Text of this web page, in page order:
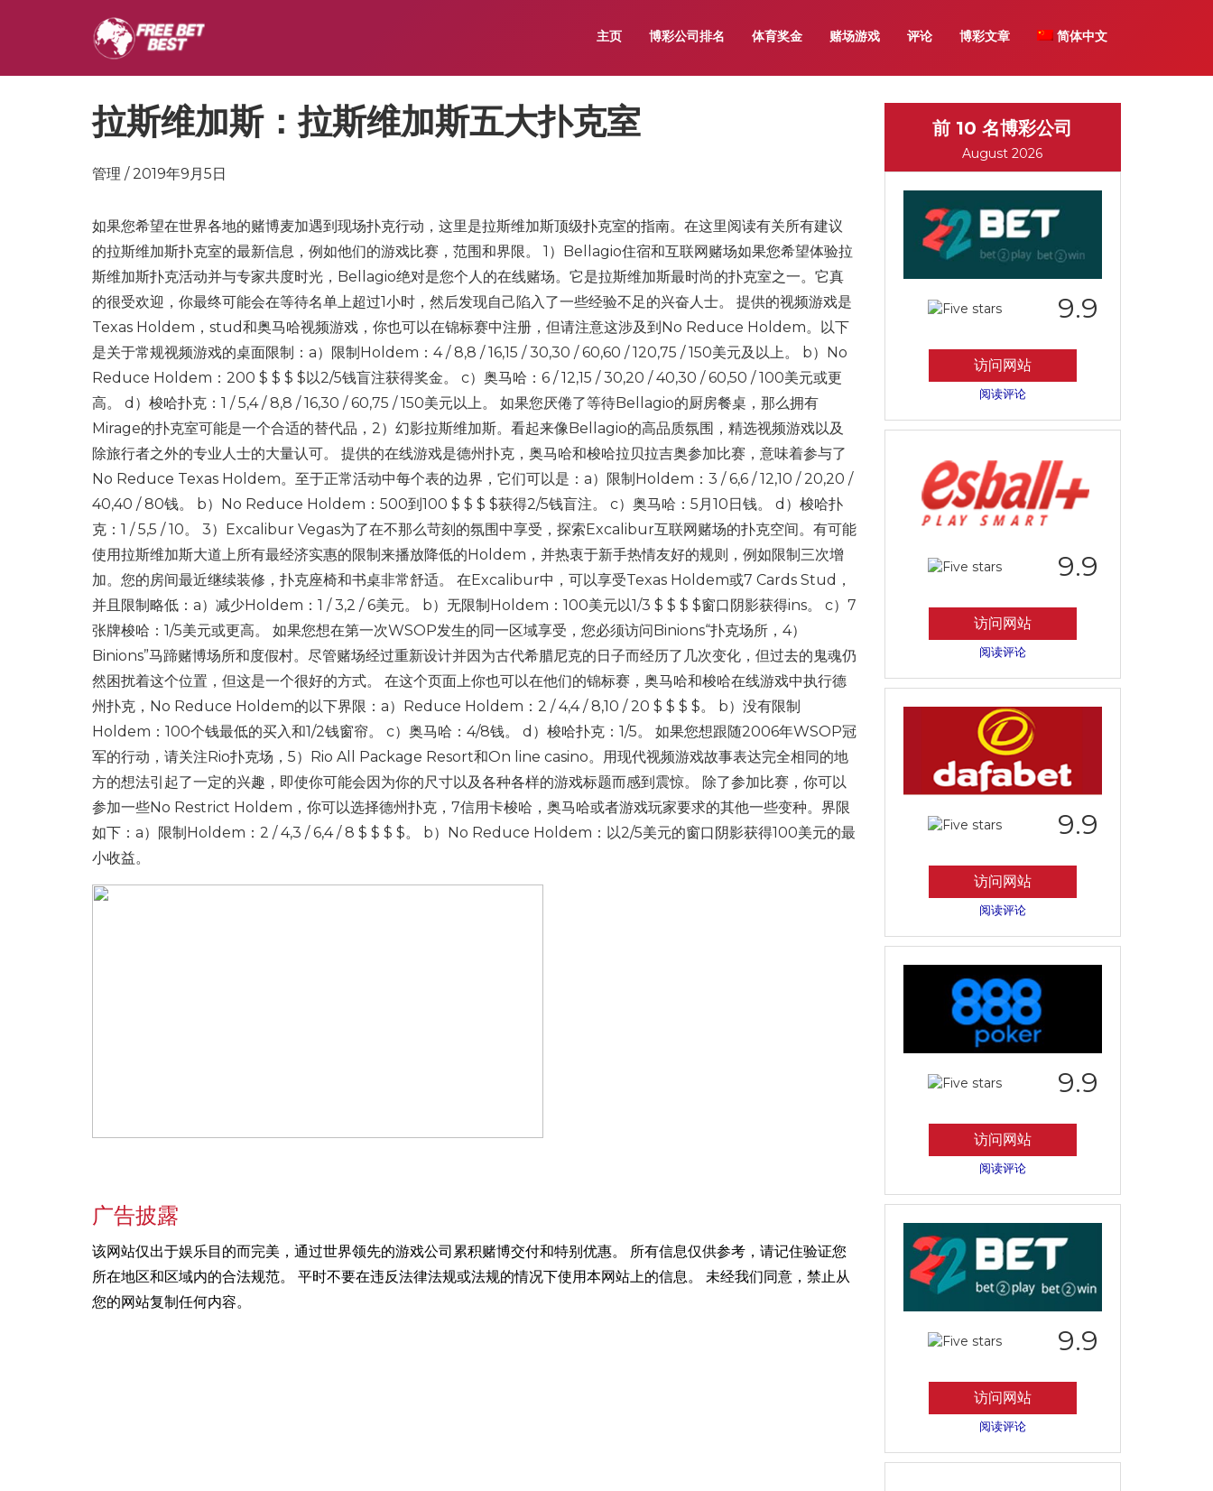
主页 博彩公司排名 体育奖金 赌场游戏 评论 博彩文章 简体中文
拉斯维加斯：拉斯维加斯五大扑克室
管理 / 2019年9月5日
如果您希望在世界各地的赌博麦加遇到现场扑克行动，这里是拉斯维加斯顶级扑克室的指南。在这里阅读有关所有建议
的拉斯维加斯扑克室的最新信息，例如他们的游戏比赛，范围和界限。 1）Bellagio住宿和互联网赌场如果您希望体验拉
斯维加斯扑克活动并与专家共度时光，Bellagio绝对是您个人的在线赌场。它是拉斯维加斯最时尚的扑克室之一。它真
的很受欢迎，你最终可能会在等待名单上超过1小时，然后发现自己陷入了一些经验不足的兴奋人士。 提供的视频游戏是
Texas Holdem，stud和奥马哈视频游戏，你也可以在锦标赛中注册，但请注意这涉及到No Reduce Holdem。以下
是关于常规视频游戏的桌面限制：a）限制Holdem：4 / 8,8 / 16,15 / 30,30 / 60,60 / 120,75 / 150美元及以上。 b）No
Reduce Holdem：200 $ $ $ $以2/5钱盲注获得奖金。 c）奥马哈：6 / 12,15 / 30,20 / 40,30 / 60,50 / 100美元或更
高。 d）梭哈扑克：1 / 5,4 / 8,8 / 16,30 / 60,75 / 150美元以上。 如果您厌倦了等待Bellagio的厨房餐桌，那么拥有
Mirage的扑克室可能是一个合适的替代品，2）幻影拉斯维加斯。看起来像Bellagio的高品质氛围，精选视频游戏以及
除旅行者之外的专业人士的大量认可。 提供的在线游戏是德州扑克，奥马哈和梭哈拉贝拉吉奥参加比赛，意味着参与了
No Reduce Texas Holdem。至于正常活动中每个表的边界，它们可以是：a）限制Holdem：3 / 6,6 / 12,10 / 20,20 /
40,40 / 80钱。 b）No Reduce Holdem：500到100 $ $ $ $获得2/5钱盲注。 c）奥马哈：5月10日钱。 d）梭哈扑
克：1 / 5,5 / 10。 3）Excalibur Vegas为了在不那么苛刻的氛围中享受，探索Excalibur互联网赌场的扑克空间。有可能
使用拉斯维加斯大道上所有最经济实惠的限制来播放降低的Holdem，并热衷于新手热情友好的规则，例如限制三次增
加。您的房间最近继续装修，扑克座椅和书桌非常舒适。 在Excalibur中，可以享受Texas Holdem或7 Cards Stud，
并且限制略低：a）减少Holdem：1 / 3,2 / 6美元。 b）无限制Holdem：100美元以1/3 $ $ $ $窗口阴影获得ins。 c）7
张牌梭哈：1/5美元或更高。 如果您想在第一次WSOP发生的同一区域享受，您必须访问Binions“扑克场所，4）
Binions”马蹄赌博场所和度假村。尽管赌场经过重新设计并因为古代希腊尼克的日子而经历了几次变化，但过去的鬼魂仍
然困扰着这个位置，但这是一个很好的方式。 在这个页面上你也可以在他们的锦标赛，奥马哈和梭哈在线游戏中执行德
州扑克，No Reduce Holdem的以下界限：a）Reduce Holdem：2 / 4,4 / 8,10 / 20 $ $ $ $。 b）没有限制
Holdem：100个钱最低的买入和1/2钱窗帘。 c）奥马哈：4/8钱。 d）梭哈扑克：1/5。 如果您想跟随2006年WSOP冠
军的行动，请关注Rio扑克场，5）Rio All Package Resort和On line casino。用现代视频游戏故事表达完全相同的地
方的想法引起了一定的兴趣，即使你可能会因为你的尺寸以及各种各样的游戏标题而感到震惊。 除了参加比赛，你可以
参加一些No Restrict Holdem，你可以选择德州扑克，7信用卡梭哈，奥马哈或者游戏玩家要求的其他一些变种。界限
如下：a）限制Holdem：2 / 4,3 / 6,4 / 8 $ $ $ $。 b）No Reduce Holdem：以2/5美元的窗口阴影获得100美元的最
小收益。
广告披露
该网站仅出于娱乐目的而完美，通过世界领先的游戏公司累积赌博交付和特别优惠。 所有信息仅供参考，请记住验证您
所在地区和区域内的合法规范。 平时不要在违反法律法规或法规的情况下使用本网站上的信息。 未经我们同意，禁止从
您的网站复制任何内容。
前 10 名博彩公司
August 2026
9.9
访问网站
阅读评论
9.9
访问网站
阅读评论
9.9
访问网站
阅读评论
9.9
访问网站
阅读评论
9.9
访问网站
阅读评论